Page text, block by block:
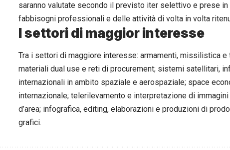
saranno valutate secondo il previsto iter selettivo e prese
fabbisogni professionali e delle attività di volta in volta
I settori di maggior interesse
Tra i settori di maggiore interesse: armamenti, missilistica
materiali dual use e reti di procurement; sistemi satellitari,
internazionali in ambito spaziale e aerospaziale; space
internazionale; telerilevamento e interpretazione di
d’area; infografica, editing, elaborazioni e produzioni di
grafici.